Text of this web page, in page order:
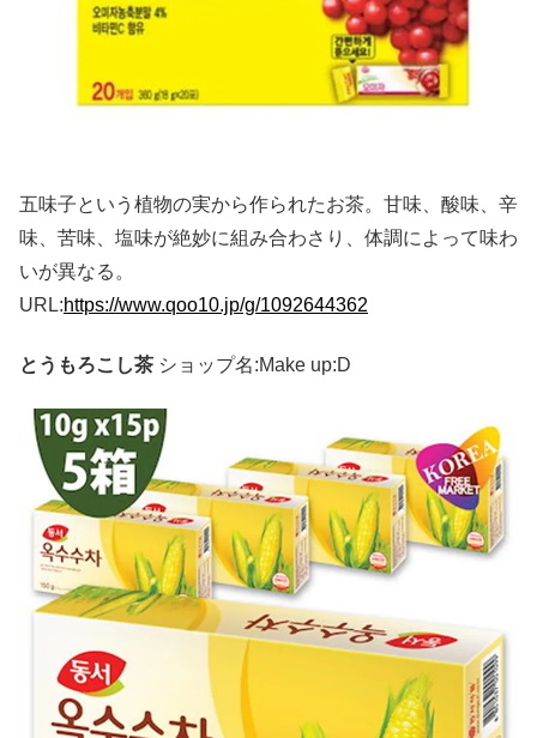
五味子という植物の実から作られたお茶。甘味、酸味、辛
味、苦味、塩味が絶妙に組み合わさり、体調によって味わ
いが異なる。
URL:https://www.qoo10.jp/g/1092644362
とうもろこし茶 ショップ名:Make up:D